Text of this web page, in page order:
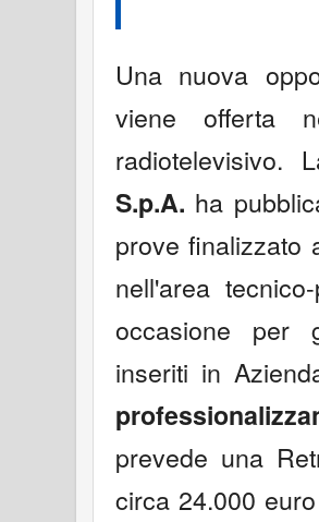
Una nuova
viene offerta
radiotelevisivo.
S.p.A. ha
prove finalizzato
nell'area
occasione per
inseriti in
prevede una
circa 24.000